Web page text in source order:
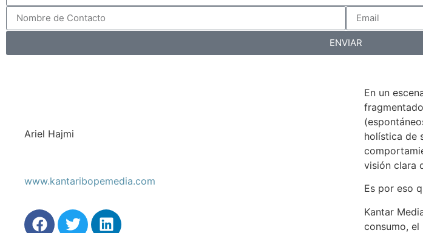
ENVIAR
Ariel Hajmi
www.kantaribopemedia.com
En un
holística de
visión clara
Es por eso
Kantar
consumo,